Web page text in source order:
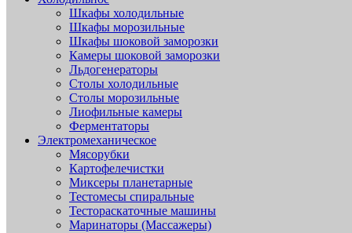
Шкафы холодильные
Шкафы морозильные
Шкафы шоковой заморозки
Камеры шоковой заморозки
Льдогенераторы
Столы холодильные
Столы морозильные
Лиофильные камеры
Ферментаторы
Электромеханическое
Мясорубки
Картофелечистки
Миксеры планетарные
Тестомесы спиральные
Тестораскаточные машины
Маринаторы (Массажеры)